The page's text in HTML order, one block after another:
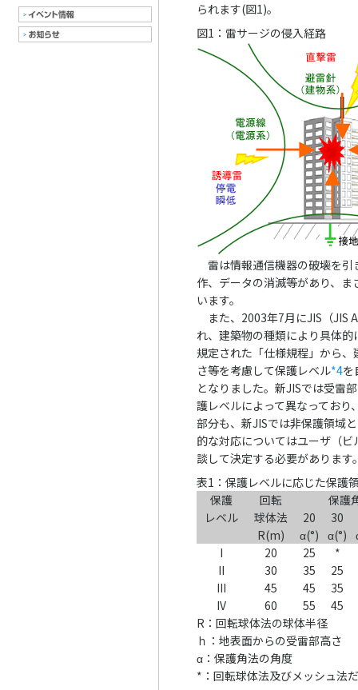
られます(図1)。
図1：雷サージの侵入経路
雷は情報通信機器の破壊を引
作、データの消滅等があり、
います。
また、2003年7月にJIS（JIS
れ、建築物の種類により具体
規定された「仕様規程」から
さ等を考慮して保護レベル*4を
となりました。新JISでは受雷
護レベルによって異なってお
部分も、新JISでは非保護領域
的な対応についてはユーザ（
談して決定する必要があります
表1：保護レベルに応じた保護
保護
レベル
回転
球体法
R(m)
保護
20
30
α(°)
α(°)
I
20 25
*
II
30 35
25
III
45 45
35
IV
60 55
45
R：回転球体法の球体半径
ｈ：地表面からの受雷部高さ
α：保護角法の角度
*：回転球体法及びメッシュ法